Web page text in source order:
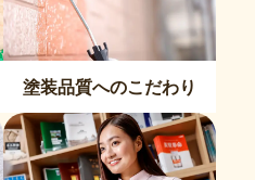
塗装品質へのこだわり